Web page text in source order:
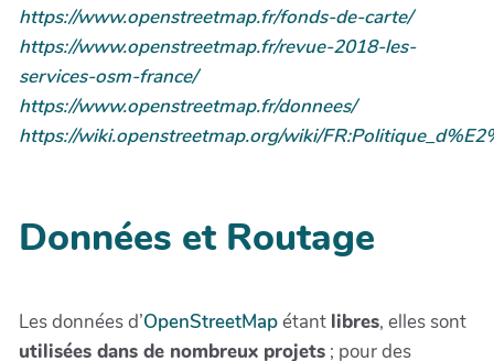
https://www.openstreetmap.fr/fonds-de-carte/
https://www.openstreetmap.fr/revue-2018-les-
services-osm-france/
https://www.openstreetmap.fr/donnees/
https://wiki.openstreetmap.org/wiki/
Données et Routage
Les données d’OpenStreetMapétant libres, elles sont
utilisées dans de nombreux projets ; pour des